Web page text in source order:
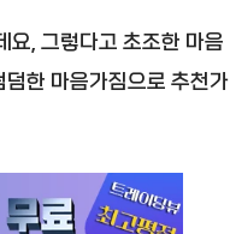
요, 그렇다고 초조한 마음
한 마음가짐으로 추천가